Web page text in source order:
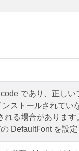
であり、正し
ストールされてい
る場合があります
DefaultFont を設